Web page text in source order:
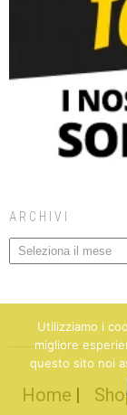
ARCHIVI
Home
Utilizziamo i
migliore
questo sito noi